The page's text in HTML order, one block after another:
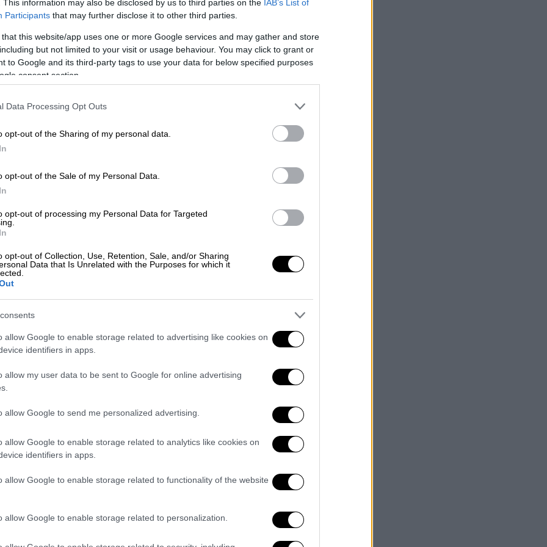
This information may also be disclosed by us to third parties on the IAB’s List of
Participants that may further disclose it to other third parties.
that this website/app uses one or more Google services and may gather and store
but not limited to your visit or usage behaviour. You may click to grant or
to Google and its third-party tags to use your data for below specified purposes
consent section.
Data Processing Opt Outs
opt-out of the Sharing of my personal data.
opt-out of the Sale of my Personal Data.
opt-out of processing my Personal Data for Targeted
opt-out of Collection, Use, Retention, Sale, and/or Sharing
Data that Is Unrelated with the Purposes for which it
allow Google to enable storage related to advertising like cookies on
identifiers in apps.
allow my user data to be sent to Google for online advertising
allow Google to send me personalized advertising.
allow Google to enable storage related to analytics like cookies on
identifiers in apps.
allow Google to enable storage related to functionality of the website
allow Google to enable storage related to personalization.
Πολιτική|16.01.2019 23:14
Ντοκουμέντο: Αυτή είναι η
ρηματική διακοίνωση για τη
Συμφωνία των Πρεσπών
κυρωθεί η Συμφωνία των Πρεσπών
Lifestyle|16.01.2019 23:08
«Survivor» (pics)
προετοιμάζονται για το ταξίδι τους
στον μακρινό προορισμό
Κόσμος
αποδοκίμασε ρατσιστικές
δηλώσεις βουλευτή
Ο Ρεπουμπλικάνος βουλευτής της
διερωτήθηκε «γιατί η υπεροχή των
φράση»!
Τσίπρας: Θα συνεχίσουμε μέχρι